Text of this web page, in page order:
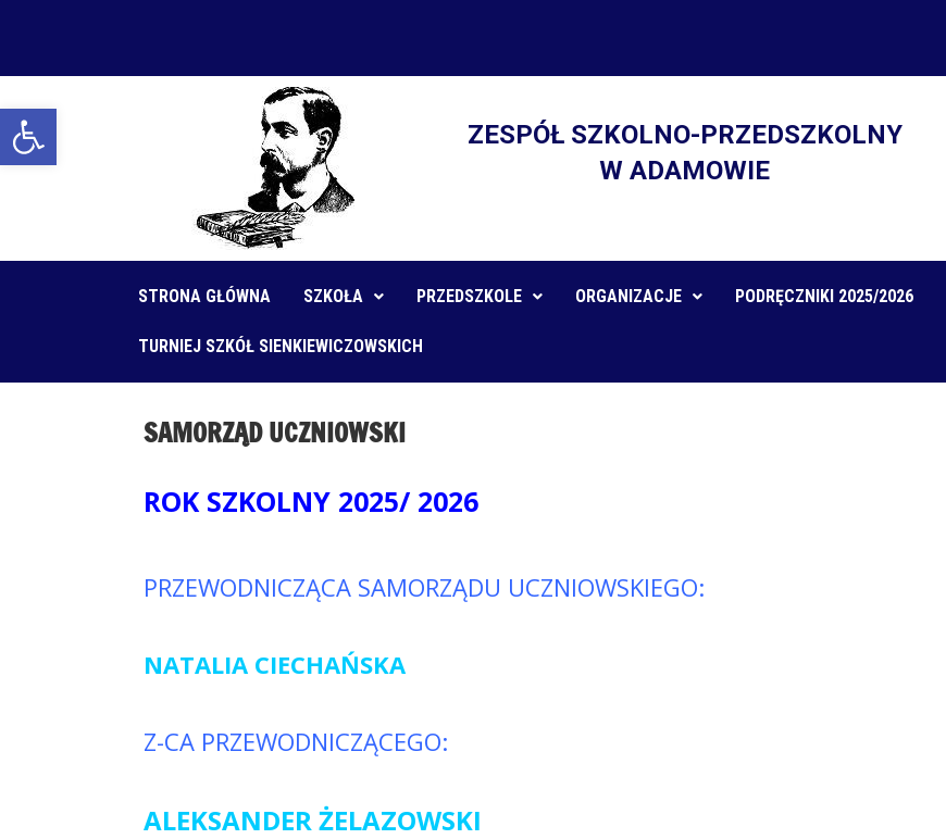
Open toolbar
ZESPÓŁ SZKOLNO-PRZEDSZKOLNY
W ADAMOWIE
STRONA GŁÓWNA SZKOŁA PRZEDSZKOLE ORGANIZACJE PODRĘCZNIKI 2025/2026
TURNIEJ SZKÓŁ SIENKIEWICZOWSKICH
SAMORZĄD UCZNIOWSKI
ROK SZKOLNY 2025/ 2026
PRZEWODNICZĄCA SAMORZĄDU UCZNIOWSKIEGO:
NATALIA CIECHAŃSKA
Z-CA PRZEWODNICZĄCEGO:
ALEKSANDER ŻELAZOWSKI